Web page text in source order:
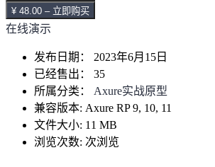
¥ 48.00 – 立即购买
在线演示
发布日期：
2023年6月15日
已经售出：
35
所属分类：
Axure实战原型
兼容版本: Axure RP 9, 10, 11
文件大小: 11 MB
浏览次数: 次浏览